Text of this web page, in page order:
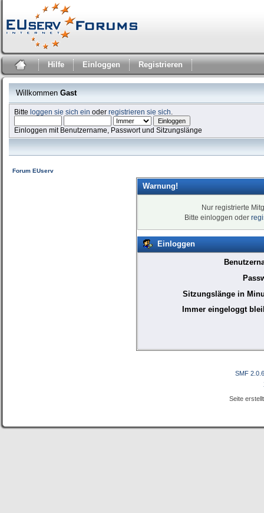
Hilfe Einloggen Registrieren
Willkommen Gast
Bitteloggen sie sich ein oderregistrieren sie sich
Einloggen mit Benutzername, Passwort und Sitzungslänge
Forum EUserv
Warnung!
Nur registrierte
Bitte einloggen oder
Einloggen
Sitzungslänge in
Immer eingeloggt
SMF 2.0.6
Seite